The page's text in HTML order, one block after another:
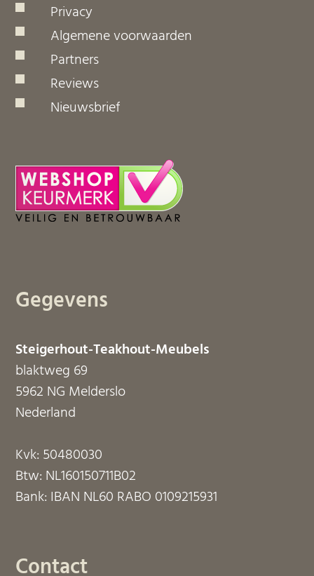
Privacy
Algemene voorwaarden
Partners
Reviews
Nieuwsbrief
Gegevens
Steigerhout-Teakhout-Meubels
blaktweg 69
5962 NG Melderslo
Nederland
Kvk: 50480030
Btw: NL160150711B02
Bank: IBAN NL60 RABO 0109215931
Contact